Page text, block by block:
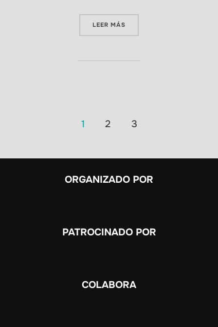
LEER MÁS
Paginación
1 2 3
ORGANIZADO POR
PATROCINADO POR
COLABORA